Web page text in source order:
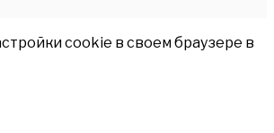
cookie в своем браузере в